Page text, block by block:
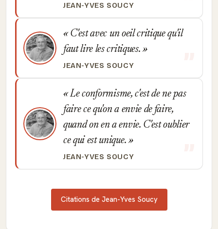
JEAN-YVES SOUCY
C'est avec un oeil critique qu'il
faut lire les critiques.
JEAN-YVES SOUCY
Le conformisme, c'est de ne pas
faire ce qu'on a envie de faire,
quand on en a envie. C'est oublier
ce qui est unique.
JEAN-YVES SOUCY
Citations de Jean-Yves Soucy